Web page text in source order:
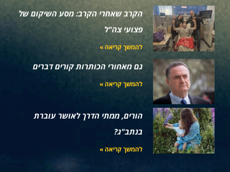
הקרב שאחרי הקרב: מסע השיקום של
פצועי צה"ל
להמשך קריאה »
גם מאחורי הכותרות קורים דברים
להמשך קריאה »
הורים, ממתי הדרך לאושר עוברת
בנתב"ג?
להמשך קריאה »